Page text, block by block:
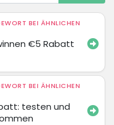
BEI ÄHNLICHEN
€5 Rabatt
BEI ÄHNLICHEN
testen und